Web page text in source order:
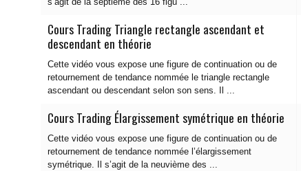
Cours Trading Triangle rectangle ascendant et
descendant en théorie
Cette vidéo vous expose une figure de continuation ou de
retournement de tendance nommée le triangle rectangle
ascendant ou descendant selon son sens. Il ...
Cours Trading Élargissement symétrique en théorie
Cette vidéo vous expose une figure de continuation ou de
retournement de tendance nommée l’élargissement
symétrique. Il s’agit de la neuvième des ...